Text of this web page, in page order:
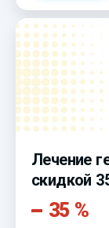
Лечение
скидкой
35 %